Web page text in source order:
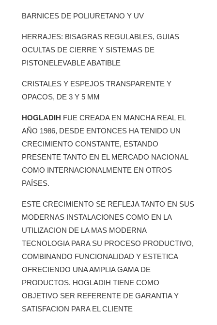
BARNICES DE POLIURETANO Y UV
HERRAJES: BISAGRAS REGULABLES, GUIAS
OCULTAS DE CIERRE Y SISTEMAS DE
PISTONELEVABLE ABATIBLE
CRISTALES Y ESPEJOS TRANSPARENTE Y
OPACOS, DE 3 Y 5 MM
HOGLADIH FUE CREADA EN MANCHA REAL EL
AÑO 1986, DESDE ENTONCES HA TENIDO UN
CRECIMIENTO CONSTANTE, ESTANDO
PRESENTE TANTO EN EL MERCADO NACIONAL
COMO INTERNACIONALMENTE EN OTROS
PAÍSES.
ESTE CRECIMIENTO SE REFLEJA TANTO EN SUS
MODERNAS INSTALACIONES COMO EN LA
UTILIZACION DE LA MAS MODERNA
TECNOLOGIA PARA SU PROCESO PRODUCTIVO,
COMBINANDO FUNCIONALIDAD Y ESTETICA
OFRECIENDO UNA AMPLIA GAMA DE
PRODUCTOS. HOGLADIH TIENE COMO
OBJETIVO SER REFERENTE DE GARANTIA Y
SATISFACION PARA EL CLIENTE